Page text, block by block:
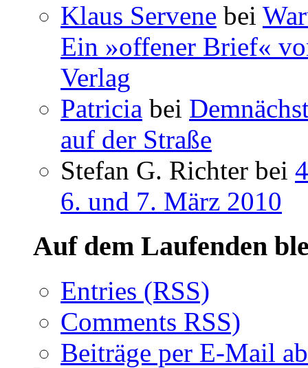
Klaus Servene bei
Ein »offener Brief«
Verlag
Patricia bei
auf der Straße
Stefan G. Richter bei
6. und 7. März 2010
Auf dem Laufenden
Entries (RSS)
Comments RSS)
Beiträge per E-Mail